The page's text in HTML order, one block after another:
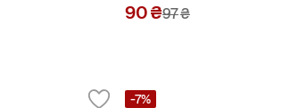
90₴97₴
-7%